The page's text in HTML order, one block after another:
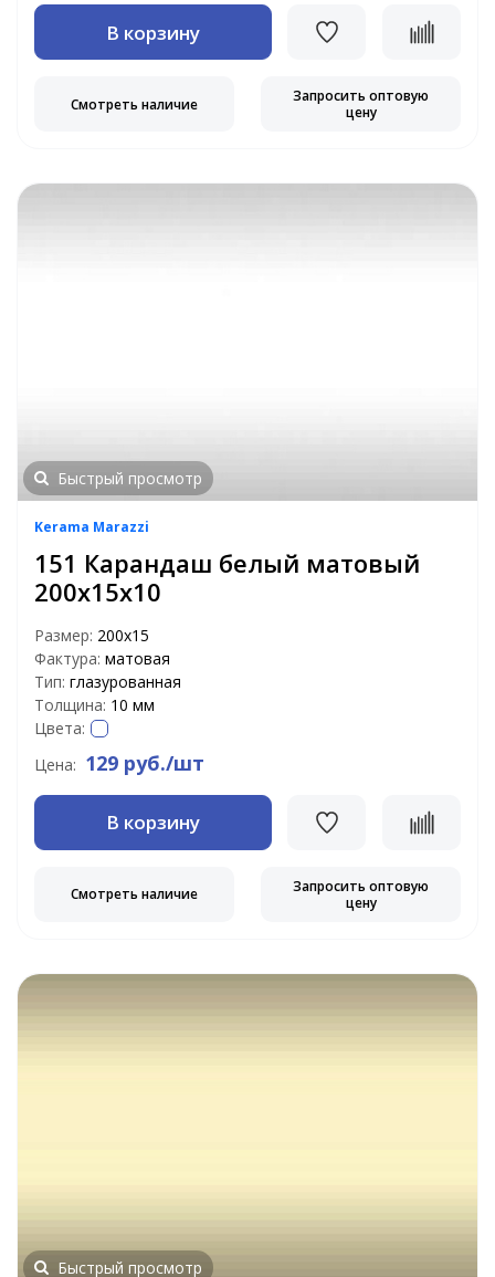
В корзину
Смотреть наличие
Запросить оптовую
цену
Быстрый просмотр
Kerama Marazzi
151 Карандаш белый матовый
200х15х10
Размер: 200х15
Фактура: матовая
Тип: глазурованная
Толщина: 10 мм
Цвета:
Цена: 129 руб./шт
В корзину
Смотреть наличие
Запросить оптовую
цену
Быстрый просмотр